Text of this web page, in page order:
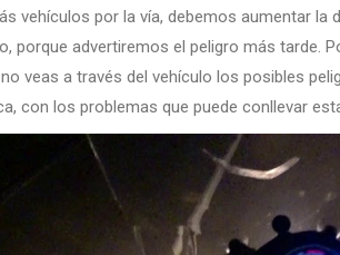
vehículos por la vía, debemos aumentar la
porque advertiremos el peligro más tarde.
veas a través del vehículo los posibles
con los problemas que puede conllevar